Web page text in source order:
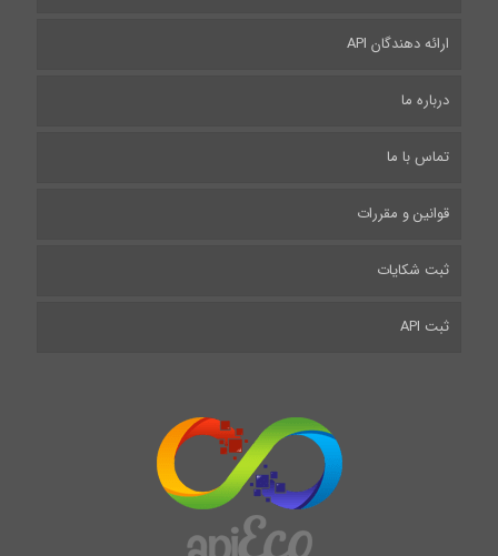
ارائه دهندگان API
درباره ما
تماس با ما
قوانین و مقررات
ثبت شکایات
ثبت API